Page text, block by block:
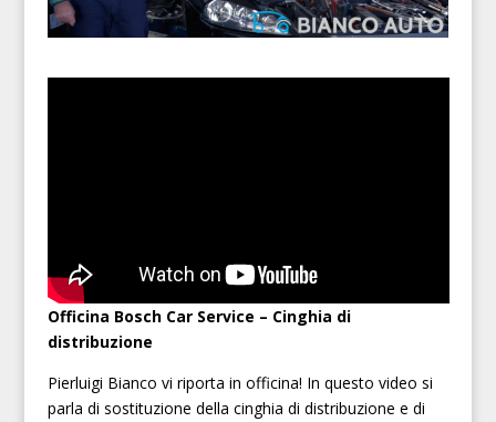
Officina Bosch Car Service – Cinghia di
distribuzione
Pierluigi Bianco vi riporta in officina! In questo video si
parla di sostituzione della cinghia di distribuzione e di